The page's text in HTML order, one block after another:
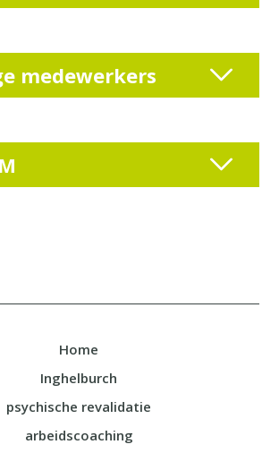
medewerkers
Home
Inghelburch
psychische revalidatie
arbeidscoaching